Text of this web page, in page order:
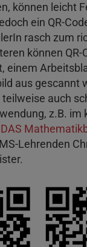
können leicht
ein QR-
rasch zum
können QR-
einem
aus gescannt
teilweise auch
z.B. im
DAS
Lehrenden